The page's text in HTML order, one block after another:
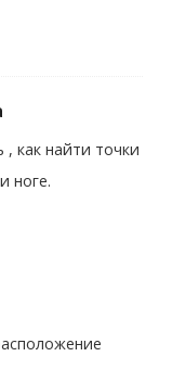
, как найти точки
ноге.